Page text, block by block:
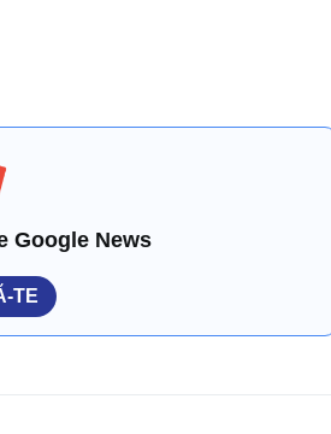
Google News
TE